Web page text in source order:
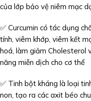
của lớp bảo vệ niêm mạc
✅ Curcumin có tác dụng
tính, viêm khớp, viêm kết
hoá, làm giảm Cholesterol
năng miễn dịch cho cơ thể
✅ Tinh bột kháng là loại
non, tạo ra các axit béo